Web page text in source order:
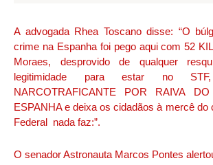
A advogada Rhea Toscano disse: “O
crime na Espanha foi pego aqui com 52
Moraes, desprovido de qualquer
legitimidade para estar no
NARCOTRAFICANTE POR RAIVA
ESPANHA e deixa os cidadãos à mercê do
Federal nada faz:”.
O senador Astronauta Marcos Pontes